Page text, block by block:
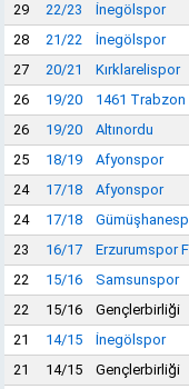
29
22/23 İnegölspor
28
21/22 İnegölspor
27
20/21 Kırklarelispor
26
19/20 1461 Trabzon
26
19/20 Altınordu
25
18/19 Afyonspor
24
17/18 Afyonspor
24
17/18
23
16/17 Erzurumspor
22
15/16 Samsunspor
22
15/16
Gençlerbirliği
21
14/15 İnegölspor
21
14/15
Gençlerbirliği